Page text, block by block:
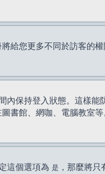
給您更多不同於訪客的
內保持登入狀態。這樣
書館、網咖、電腦教室
這個選項為 是 ，那麼將